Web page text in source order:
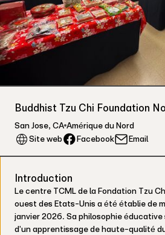
Buddhist Tzu Chi Foundation
San Jose, CA Amérique du Nord
Site web
Facebook Email
Introduction
Le centre TCML de la Fondation Tzu
ouest des Etats-Unis a été établie de
janvier 2026. Sa philosophie
d'un apprentissage de haute-qualité